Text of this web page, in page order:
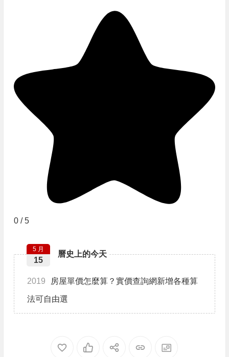
0 / 5
曆史上的今天
5 月
15
2019 房屋單價怎麼算？實價查詢網新增各種算
法可自由選